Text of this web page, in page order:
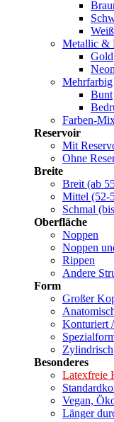
Weiß
Metallic &
Gold
Neon
Mehrfarbig
Bunt
Farben-
Reservoir
Mit
Ohne
Breite
Breit (ab
Mittel (52-
Schmal
Oberfläche
Noppen
Noppen
Rippen
Andere
Form
Großer
Konturiert
Zylindrisch
Besonderes
Latexfreie
Vegan,
Länger